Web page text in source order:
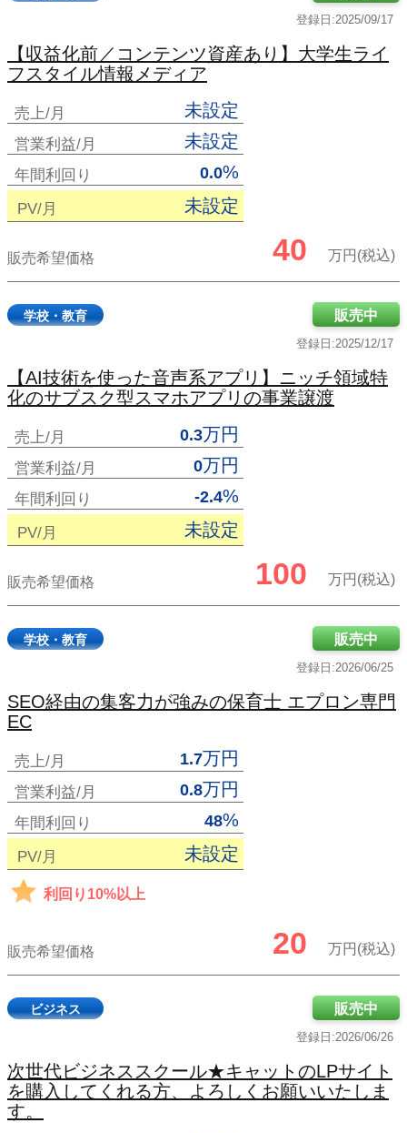
登録日:2025/09/17
【収益化前／コンテンツ資産あり】大学生ライ
フスタイル情報メディア
売上/月 未設定
営業利益/月 未設定
年間利回り 0.0%
PV/月 未設定
販売希望価格 40 万円(税込)
学校・教育
登録日:2025/12/17
販売中
【AI技術を使った音声系アプリ】ニッチ領域特
化のサブスク型スマホアプリの事業譲渡
売上/月 0.3万円
営業利益/月 0万円
年間利回り -2.4%
PV/月 未設定
販売希望価格 100 万円(税込)
学校・教育
登録日:2026/06/25
販売中
SEO経由の集客力が強みの保育士 エプロン専門
EC
売上/月 1.7万円
営業利益/月 0.8万円
年間利回り 48%
PV/月 未設定
利回り10%以上
販売希望価格 20 万円(税込)
ビジネス
登録日:2026/06/26
販売中
次世代ビジネススクール★キャットのLPサイト
を購入してくれる方、よろしくお願いいたしま
す。